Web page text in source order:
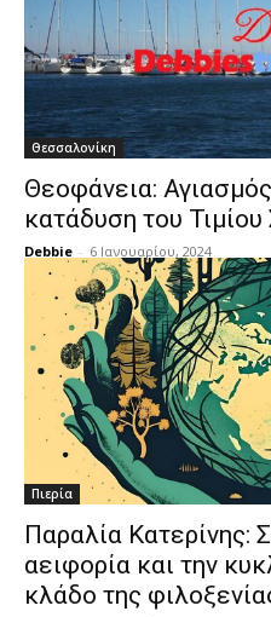
Θεσσαλονίκη
Θεοφάνεια:
κατάδυση του
Debbie - 6 Ιανουαρίου, 2024
Πιερία
Παραλία Κατερίνης:
αειφορία και την
κλάδο της